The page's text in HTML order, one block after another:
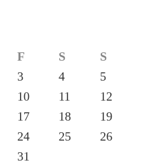
F S
S
3 4
5
10 11
12
17 18
19
24 25
26
31